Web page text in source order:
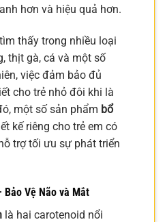
hơn và hiệu quả hơn.
thấy trong nhiều loại
thịt gà, cá và một số
việc đảm bảo đủ
cho trẻ nhỏ đôi khi là
một số sản phẩm bổ
kế riêng cho trẻ em có
trợ tối ưu sự phát triển
Vệ Não và Mắt
là hai carotenoid nổi